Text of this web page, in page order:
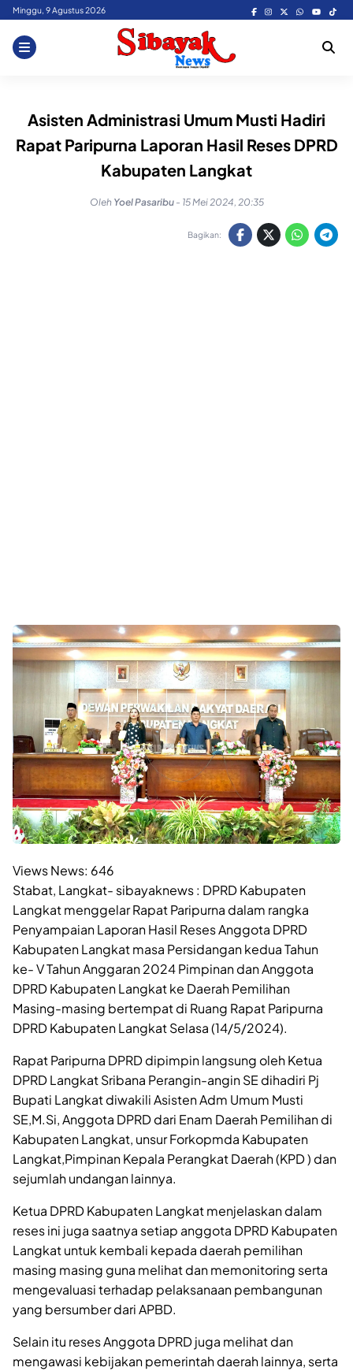
Skip
content
Minggu, 9 Agustus 2026
Asisten Administrasi Umum Musti Hadiri
Rapat Paripurna Laporan Hasil Reses DPRD
Kabupaten Langkat
Oleh Yoel Pasaribu - 15 Mei 2024, 20:35
Bagikan:
Views News: 646
Stabat, Langkat- sibayaknews : DPRD Kabupaten
Langkat menggelar Rapat Paripurna dalam rangka
Penyampaian Laporan Hasil Reses Anggota DPRD
Kabupaten Langkat masa Persidangan kedua Tahun
ke- V Tahun Anggaran 2024 Pimpinan dan Anggota
DPRD Kabupaten Langkat ke Daerah Pemilihan
Masing-masing bertempat di Ruang Rapat Paripurna
DPRD Kabupaten Langkat Selasa (14/5/2024).
Rapat Paripurna DPRD dipimpin langsung oleh Ketua
DPRD Langkat Sribana Perangin-angin SE dihadiri Pj
Bupati Langkat diwakili Asisten Adm Umum Musti
SE,M.Si, Anggota DPRD dari Enam Daerah Pemilihan di
Kabupaten Langkat, unsur Forkopmda Kabupaten
Langkat,Pimpinan Kepala Perangkat Daerah (KPD ) dan
sejumlah undangan lainnya.
Ketua DPRD Kabupaten Langkat menjelaskan dalam
reses ini juga saatnya setiap anggota DPRD Kabupaten
Langkat untuk kembali kepada daerah pemilihan
masing masing guna melihat dan memonitoring serta
mengevaluasi terhadap pelaksanaan pembangunan
yang bersumber dari APBD.
Selain itu reses Anggota DPRD juga melihat dan
mengawasi kebijakan pemerintah daerah lainnya, serta